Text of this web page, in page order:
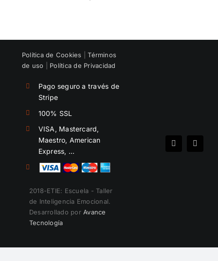
Política de Cookies |Términos
de uso
Política de Privacidad
Pago seguro a través de
Stripe
100% SSL
VISA, Mastercard,
Maestro, American
Express, …
2018-ETIE: Escuela - Taller
de Inteligencia Emocional.
Desarrollado porAvance
Tecnología
Spotify